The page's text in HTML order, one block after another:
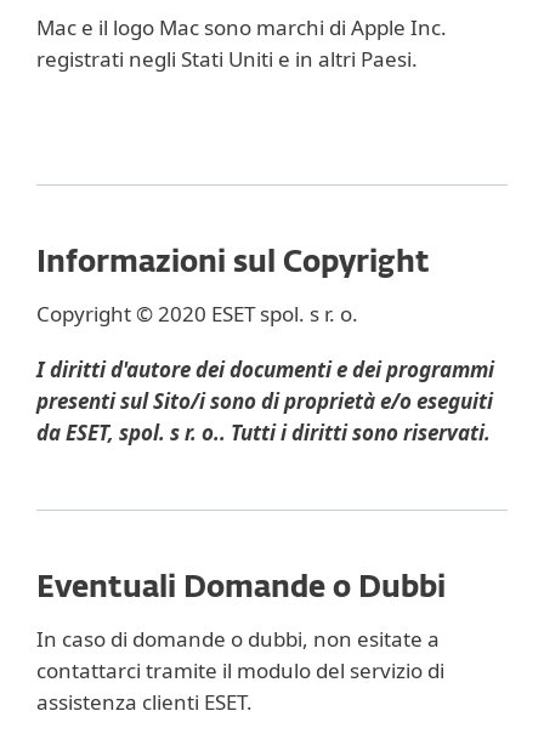
Mac e il logo Mac sono marchi di Apple Inc.
registrati negli Stati Uniti e in altri Paesi.
Informazioni sul Copyright
Copyright © 2020 ESET spol. s r. o.
I diritti d'autore dei documenti e dei programmi
presenti sul Sito/i sono di proprietà e/o eseguiti
da ESET, spol. s r. o.. Tutti i diritti sono riservati.
Eventuali Domande o Dubbi
In caso di domande o dubbi, non esitate a
contattarci tramite il modulo del servizio di
assistenza clienti ESET.